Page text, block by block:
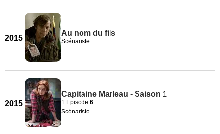
2015
Au nom du fils
Scénariste
2015
Capitaine Marleau - Saison 1
1 Episode 6
Scénariste